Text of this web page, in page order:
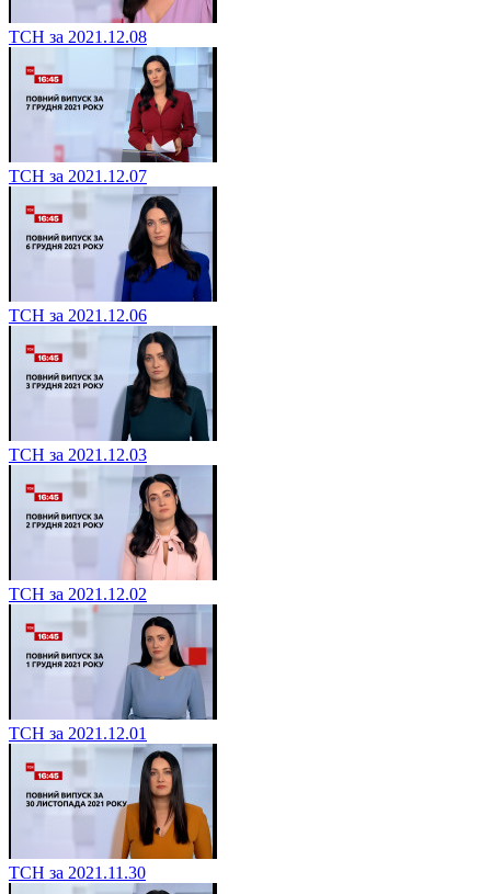
ТСН за 2021.12.08
ТСН за 2021.12.07
ТСН за 2021.12.06
ТСН за 2021.12.03
ТСН за 2021.12.02
ТСН за 2021.12.01
ТСН за 2021.11.30